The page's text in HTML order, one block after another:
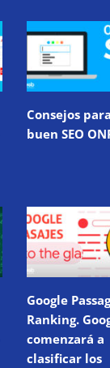
Consejos
buen SEO
Google
Ranking.
comenzará a
clasificar los